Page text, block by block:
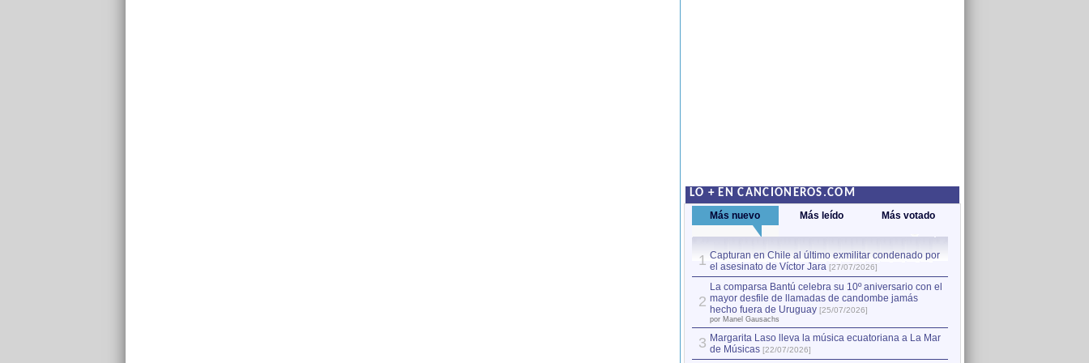
LO + EN CANCIONEROS.COM
Más nuevo Más leído Más votado
1 Capturan en Chile al último exmilitar condenado por
el asesinato de Víctor Jara [27/07/2026]
2
La comparsa Bantú celebra su 10º aniversario con el
mayor desfile de llamadas de candombe jamás
hecho fuera de Uruguay [25/07/2026]
por Manel Gausachs
3 Margarita Laso lleva la música ecuatoriana a La Mar
de Músicas [22/07/2026]